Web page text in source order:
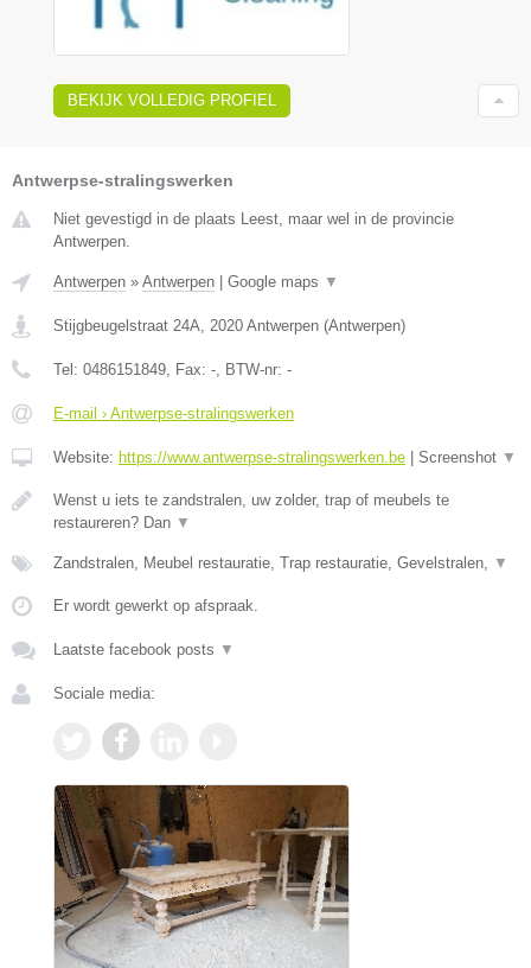
BEKIJK VOLLEDIG PROFIEL
Antwerpse-stralingswerken
Niet gevestigd in de plaats Leest, maar wel in de provincie
Antwerpen.
Antwerpen » Antwerpen Google maps ▼
Stijgbeugelstraat 24A 2020 Antwerpen (Antwerpen)
Tel: 0486151849 , Fax: - , BTW-nr: -
E-mail › Antwerpse-stralingswerken
Website: https://www.antwerpse-stralingswerken.be Screenshot ▼
Wenst u iets te zandstralen, uw zolder, trap of meubels te
restaureren? Dan ▼
Zandstralen, Meubel restauratie, Trap restauratie, Gevelstralen, ▼
Er wordt gewerkt op afspraak.
Laatste facebook posts ▼
Sociale media: